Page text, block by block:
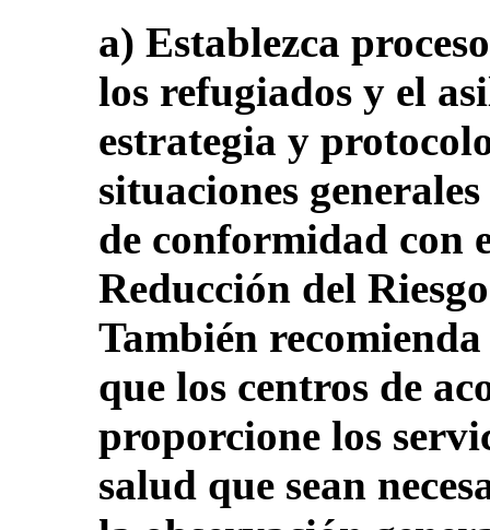
a) Establezca
los refugiados y el
estrategia y
situaciones
de conformidad con
Reducción del
También
que los centros de
proporcione los
salud que sean